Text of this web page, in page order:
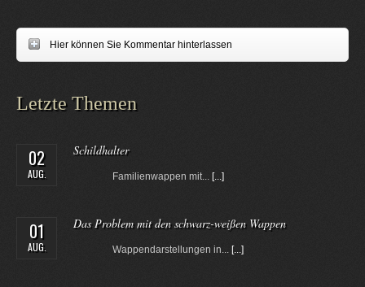
Hier können Sie Kommentar hinterlassen
Letzte Themen
02
AUG.
Schildhalter
Familienwappen mit... [...]
01
AUG.
Das Problem mit den schwarz-weißen Wappen
Wappendarstellungen in... [...]